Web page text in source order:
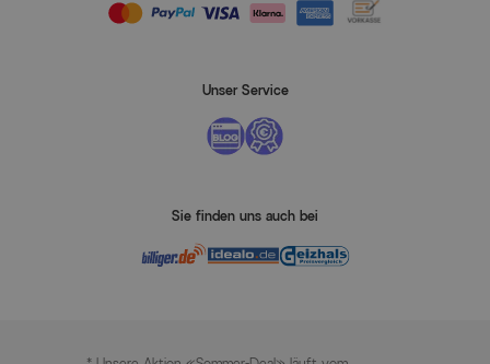
Unser Service
Sie finden uns auch bei